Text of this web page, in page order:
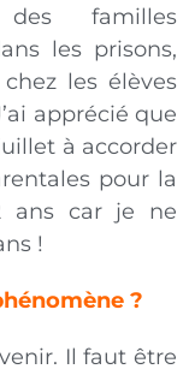
familles
les prisons,
les élèves
apprécié que
à accorder
pour la
ans car je ne
!
?
Il faut être